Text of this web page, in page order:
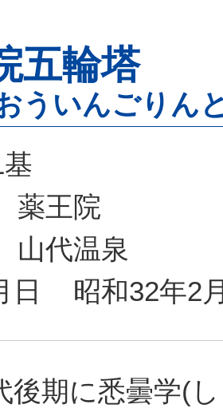
五輪塔
ういんごりん
王院
代温泉
日 昭和32年2
後期に悉曇学(